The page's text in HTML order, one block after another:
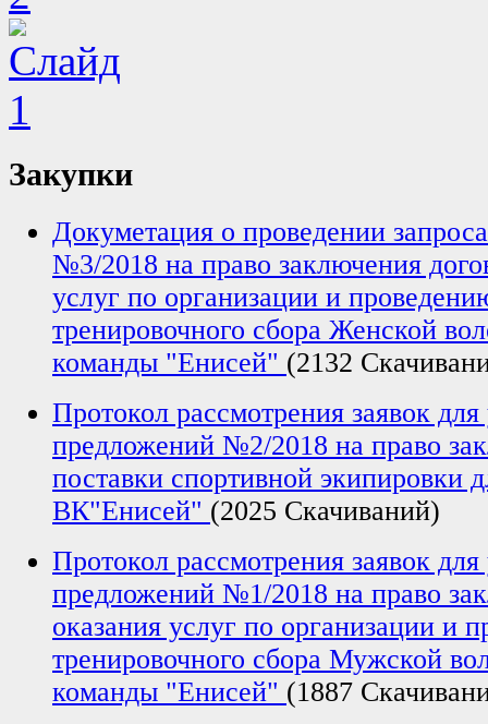
Закупки
Докуметация о проведении
№3/2018 на право заключения
услуг по организации и
тренировочного сбора Женской
команды "Енисей" (2132
Протокол рассмотрения заявок для
предложений №2/2018 на право
поставки спортивной
ВК"Енисей" (2025 Скачиваний)
Протокол рассмотрения заявок для
предложений №1/2018 на право
оказания услуг по организации и
тренировочного сбора Мужской
команды "Енисей" (1887